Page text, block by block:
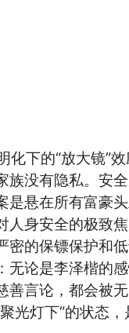
下的“放大镜”效
族没有隐私。安
是悬在所有富豪
人身安全的极致
密的保镖保护和
无论是李泽楷的
善言论，都会被无
光灯下”的状态